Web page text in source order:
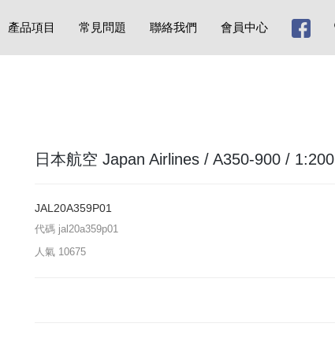
產品項目 常見問題 聯絡我們 會員中心
日本航空 Japan Airlines / A350-900 / 1:200
JAL20A359P01
代碼 jal20a359p01
人氣 10675